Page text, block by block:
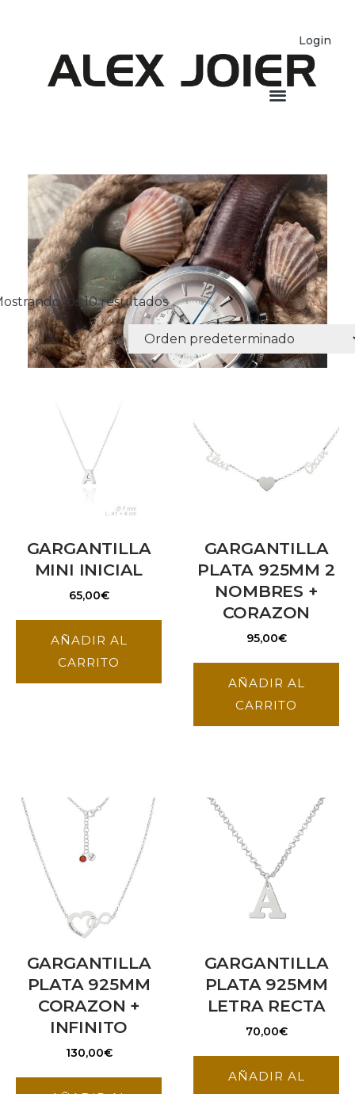
Login
Joyas personalizadas
los 10 resultados
GARGANTILLA
MINI INICIAL
65,00€
AÑADIR AL
CARRITO
GARGANTILLA
PLATA 925MM 2
NOMBRES +
CORAZON
95,00€
AÑADIR AL
CARRITO
GARGANTILLA
PLATA 925MM
CORAZON +
INFINITO
130,00€
GARGANTILLA
PLATA 925MM
LETRA RECTA
70,00€
AÑADIR AL